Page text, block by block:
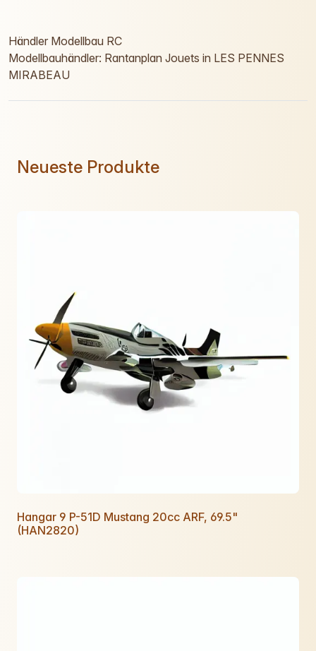
Händler Modellbau RC
Modellbauhändler: Rantanplan Jouets in LES PENNES
MIRABEAU
Neueste Produkte
Hangar 9 P-51D Mustang 20cc ARF, 69.5"
(HAN2820)